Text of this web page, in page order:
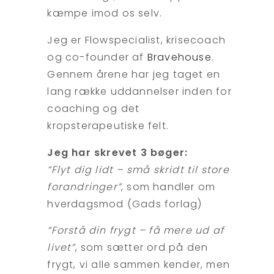
kæmpe imod os selv.
Jeg er Flowspecialist, krisecoach
og co-founder af Bravehouse.
Gennem årene har jeg taget en
lang række uddannelser inden for
coaching og det
kropsterapeutiske felt.
Jeg har skrevet 3 bøger:
“Flyt dig lidt – små skridt til store
forandringer”, som handler om
hverdagsmod (Gads forlag)
“Forstå din frygt – få mere ud af
livet”, som sætter ord på den
frygt, vi alle sammen kender, men